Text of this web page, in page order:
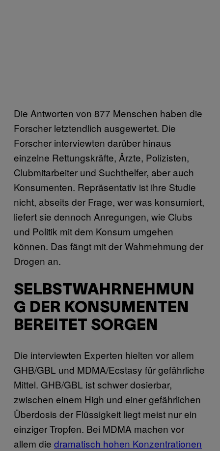
Die Antworten von 877 Menschen haben die
Forscher letztendlich ausgewertet. Die
Forscher interviewten darüber hinaus
einzelne Rettungskräfte, Ärzte, Polizisten,
Clubmitarbeiter und Suchthelfer, aber auch
Konsumenten. Repräsentativ ist ihre Studie
nicht, abseits der Frage, wer was konsumiert,
liefert sie dennoch Anregungen, wie Clubs
und Politik mit dem Konsum umgehen
können. Das fängt mit der Wahrnehmung der
Drogen an.
SELBSTWAHRNEHMUN
G DER KONSUMENTEN
BEREITET SORGEN
Die interviewten Experten hielten vor allem
GHB/GBL und MDMA/Ecstasy für gefährliche
Mittel. GHB/GBL ist schwer dosierbar,
zwischen einem High und einer gefährlichen
Überdosis der Flüssigkeit liegt meist nur ein
einziger Tropfen. Bei MDMA machen vor
allem die dramatisch hohen Konzentrationen